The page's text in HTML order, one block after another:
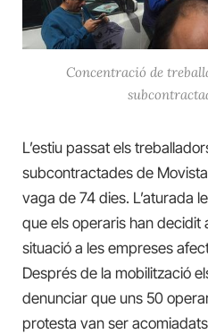
Concentració de
L’estiu passat els
subcontractades de
vaga de 74 dies. L’aturada
que els operaris han decidit
situació a les empreses
Després de la mobilització
denunciar que uns 50
protesta van ser